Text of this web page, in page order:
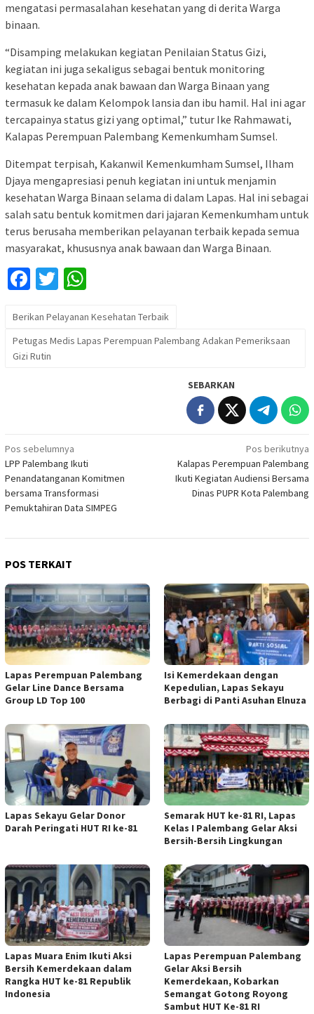
mengatasi permasalahan kesehatan yang di derita Warga
binaan.
“Disamping melakukan kegiatan Penilaian Status Gizi,
kegiatan ini juga sekaligus sebagai bentuk monitoring
kesehatan kepada anak bawaan dan Warga Binaan yang
termasuk ke dalam Kelompok lansia dan ibu hamil. Hal ini agar
tercapainya status gizi yang optimal,” tutur Ike Rahmawati,
Kalapas Perempuan Palembang Kemenkumham Sumsel.
Ditempat terpisah, Kakanwil Kemenkumham Sumsel, Ilham
Djaya mengapresiasi penuh kegiatan ini untuk menjamin
kesehatan Warga Binaan selama di dalam Lapas. Hal ini sebagai
salah satu bentuk komitmen dari jajaran Kemenkumham untuk
terus berusaha memberikan pelayanan terbaik kepada semua
masyarakat, khususnya anak bawaan dan Warga Binaan.
Facebook
Twitter
Berikan Pelayanan Kesehatan Terbaik
Petugas Medis Lapas Perempuan Palembang Adakan Pemeriksaan
Gizi Rutin
SEBARKAN
Navigasi
pos
Pos sebelumnya
LPP Palembang Ikuti
Penandatanganan Komitmen
bersama Transformasi
Pemuktahiran Data SIMPEG
Pos berikutnya
Kalapas Perempuan Palembang
Ikuti Kegiatan Audiensi Bersama
Dinas PUPR Kota Palembang
POS TERKAIT
Lapas Perempuan Palembang
Gelar Line Dance Bersama
Group LD Top 100
Isi Kemerdekaan dengan
Kepedulian, Lapas Sekayu
Berbagi di Panti Asuhan Elnuza
Lapas Sekayu Gelar Donor
Darah Peringati HUT RI ke-81
Semarak HUT ke-81 RI, Lapas
Kelas I Palembang Gelar Aksi
Bersih-Bersih Lingkungan
Lapas Muara Enim Ikuti Aksi
Bersih Kemerdekaan dalam
Rangka HUT ke-81 Republik
Indonesia
Lapas Perempuan Palembang
Gelar Aksi Bersih
Kemerdekaan, Kobarkan
Semangat Gotong Royong
Sambut HUT Ke-81 RI